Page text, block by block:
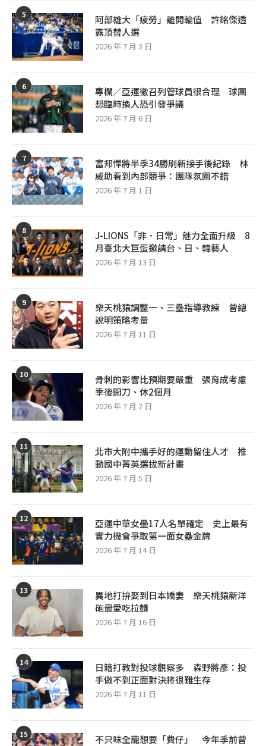
5
阿部雄大「疲勞」離開輪值 許銘傑透
露頂替人選
2026 年 7 月 3 日
6
專欄／亞運徵召列管球員很合理 球團
想臨時換人恐引發爭議
2026 年 7 月 6 日
7
富邦悍將半季34勝刷新接手後紀錄 林
威助看到內部競爭：團隊氛圍不錯
2026 年 7 月 1 日
8
J-LIONS「非．日常」魅力全面升級 8
月臺北大巨蛋邀請台、日、韓藝人
2026 年 7 月 13 日
9
樂天桃猿調整一、三壘指導教練 曾總
說明策略考量
2026 年 7 月 11 日
10
骨刺的影響比預期要嚴重 張育成考慮
季後開刀、休2個月
2026 年 7 月 7 日
11
北市大附中攜手好的運動留住人才 推
動國中菁英選拔新計畫
2026 年 7 月 5 日
12
亞運中華女壘17人名單確定 史上最有
實力機會爭取第一面女壘金牌
2026 年 7 月 14 日
13
異地打拚娶到日本嬌妻 樂天桃猿新洋
砲最愛吃拉麵
2026 年 7 月 16 日
14
日籍打教對投球觀察多 森野將彥：投
手做不到正面對決將很難生存
2026 年 7 月 11 日
15
不只味全龍想要「費仔」 今年季前曾